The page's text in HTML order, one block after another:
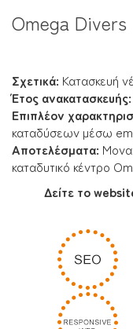
Omega Divers
Σχετικά: Κατασκευή
Έτος ανακατασκευής:
Επιπλέον
καταδύσεων μέσω
Αποτελέσματα:
καταδυτικό κέντρο
Δείτε το